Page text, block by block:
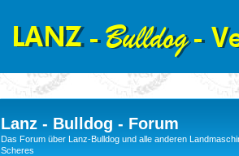
Lanz - Bulldog - Forum
Das Forum über Lanz-Bulldog und alle anderen
Scheres